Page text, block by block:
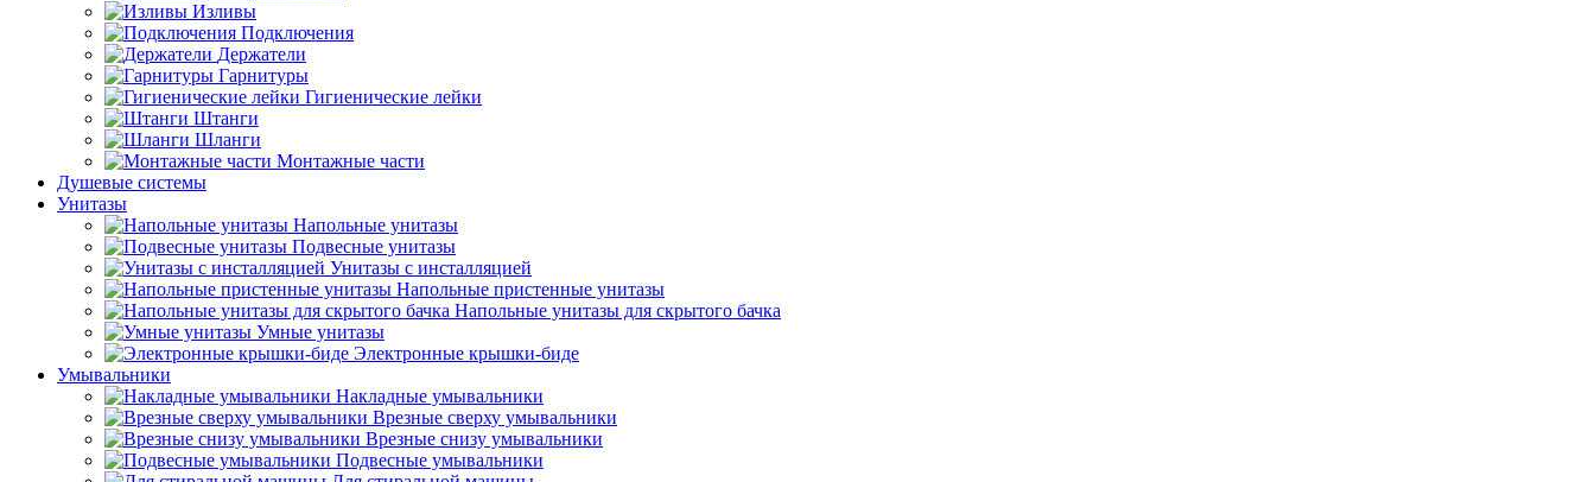
Изливы
Подключения
Держатели
Гарнитуры
Гигиенические лейки
Штанги
Шланги
Монтажные части
Душевые системы
Унитазы
Напольные унитазы
Подвесные унитазы
Унитазы с инсталляцией
Напольные пристенные унитазы
Напольные унитазы для скрытого бачка
Умные унитазы
Электронные крышки-биде
Умывальники
Накладные умывальники
Врезные сверху умывальники
Врезные снизу умывальники
Подвесные умывальники